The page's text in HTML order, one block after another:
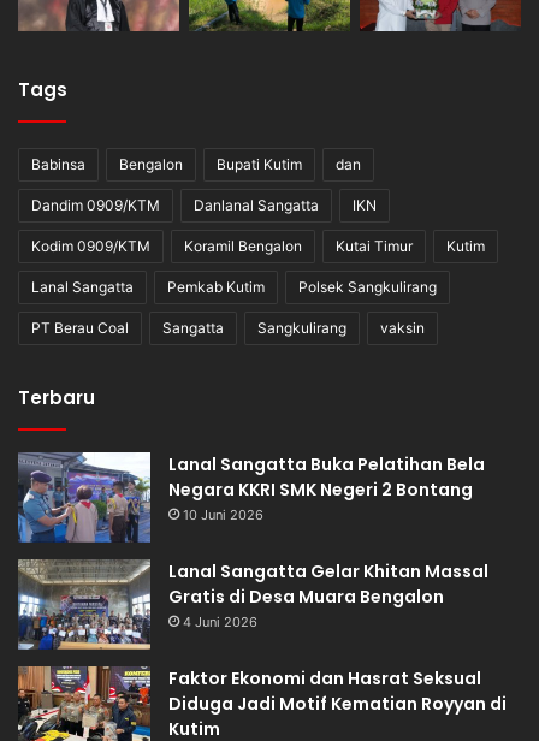
Tags
Babinsa Bengalon Bupati Kutim dan
Dandim 0909/KTM Danlanal Sangatta IKN
Kodim 0909/KTM Koramil Bengalon Kutai Timur Kutim
Lanal Sangatta Pemkab Kutim Polsek Sangkulirang
PT Berau Coal Sangatta Sangkulirang vaksin
Terbaru
Lanal Sangatta Buka Pelatihan Bela
Negara KKRI SMK Negeri 2 Bontang
10 Juni 2026
Lanal Sangatta Gelar Khitan Massal
Gratis di Desa Muara Bengalon
4 Juni 2026
Faktor Ekonomi dan Hasrat Seksual
Diduga Jadi Motif Kematian Royyan di
Kutim